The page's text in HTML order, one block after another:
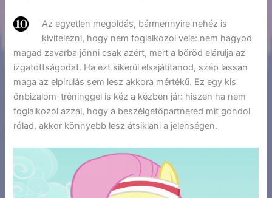
Az egyetlen megoldás, bármennyire nehéz is
kivitelezni, hogy nem foglalkozol vele: nem hagyod
magad zavarba jönni csak azért, mert a bőröd elárulja az
izgatottságodat. Ha ezt sikerül elsajátítanod, szép lassan
maga az elpirulás sem lesz akkora mértékű. Ez egy kis
önbizalom-tréninggel is kéz a kézben jár: hiszen ha nem
foglalkozol azzal, hogy a beszélgetőpartnered mit gondol
rólad, akkor könnyebb lesz átsiklani a jelenségen.